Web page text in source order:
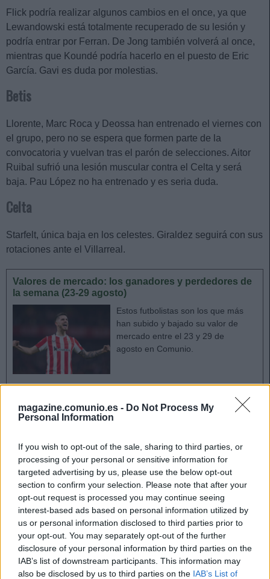
magazine.comunio.es - Do Not Process My
Personal Information
If you wish to opt-out of the sale, sharing to third parties, or
processing of your personal or sensitive information for
targeted advertising by us, please use the below opt-out
section to confirm your selection. Please note that after your
opt-out request is processed you may continue seeing
interest-based ads based on personal information utilized by
us or personal information disclosed to third parties prior to
your opt-out. You may separately opt-out of the further
disclosure of your personal information by third parties on the
IAB’s list of downstream participants. This information may
also be disclosed by us to third parties on the IAB’s List of
Flick podría realizar algunos cambios en el once, ya que
Lewandowski está totalmente recuperado de su lesión y
podría entrar por Ferran. De Jong también volverá al once,
mientras que Koundé podría hacerlo en el puesto de Eric
García. Gavi es duda por molestias.
Betis
Llorente, Marc Roca y Deossa han entrenado el viernes con
el grupo, pero no se espera que formen parte de la
convocatoria y vuelvan tras el parón de selecciones. Aitor
Ruibal sufrió una lesión muscular contra el Celta y será
baja. Pau López no ha entrenado y es seria duda.
Celta
Starfelt, única baja en los celestes. Giraldez seguirá con sus
rotaciones ante el Villarreal.
Valores de mercado: los ganadores y perdedores de
la semana (23-29 agosto)
Estos futbolistas son los que más
han subido y bajado su valor de
mercado entre el 23 y 29 de
agosto en Comunio.
Elche
Eder Sarabia dejó claro en rueda de prensa que Dituro será
el portero titular en este partido. Josan está recuperado y
podría tener algunos minutos en el segundo tiempo. El
conjunto franjiverde está ultimando los fichajes de Malacia
(Manchester United) y Ziyech (libre).
Espanyol
Urko podría ser la gran novedad del once de Manolo
González para jugar ante Osasuna, aunque quizás siga